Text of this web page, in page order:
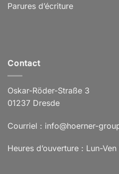
Parures d’écriture
Contact
Oskar-Röder-Straße 3
01237 Dresde
Courriel : info@hoerner-
Heures d’ouverture : Lun-